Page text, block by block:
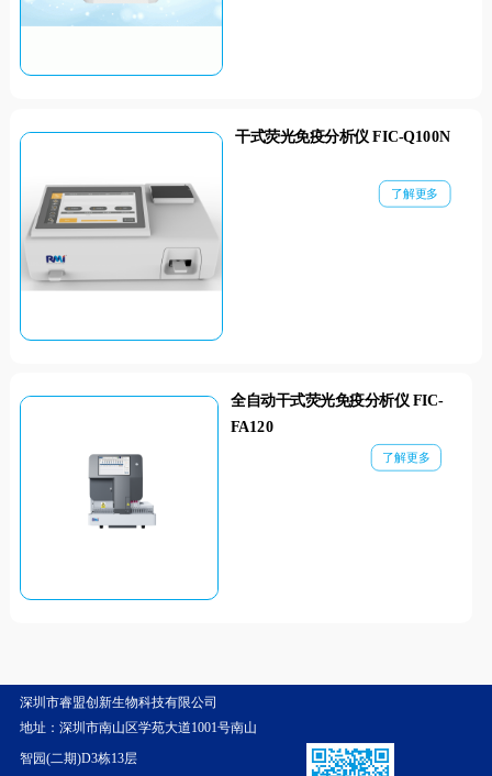
干式荧光免疫分析仪 FIC-Q100N
了解更多
全自动干式荧光免疫分析仪 FIC-
FA120
了解更多
深圳市睿盟创新生物科技有限公司
地址：深圳市南山区学苑大道1001号南山
智园(二期)D3栋13层